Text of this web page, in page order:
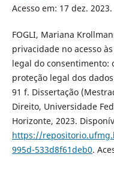
Acesso em: 17 dez. 2023.
FOGLI, Mariana
privacidade no acesso
legal do consentimento:
proteção legal dos
91 f. Dissertação
Direito, Universidade
Horizonte, 2023.
https://
995d-533d8f61deb0.